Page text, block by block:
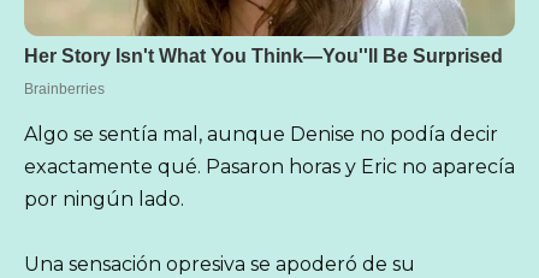
Algo se sentía mal, aunque Denise no podía decir
exactamente qué. Pasaron horas y Eric no aparecía
por ningún lado.
Una sensación opresiva se apoderó de su